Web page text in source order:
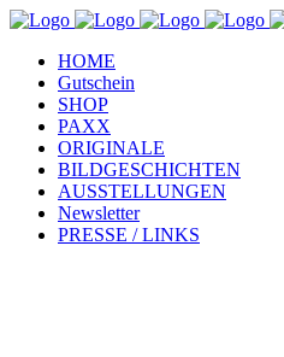
HOME
Gutschein
SHOP
PAXX
ORIGINALE
BILDGESCHICHTEN
AUSSTELLUNGEN
Newsletter
PRESSE / LINKS